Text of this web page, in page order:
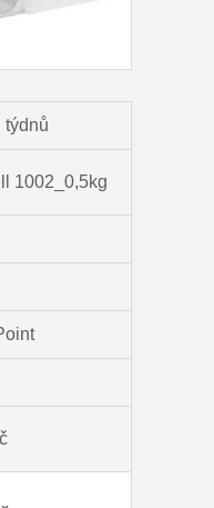
týdnů
1002_0,5kg